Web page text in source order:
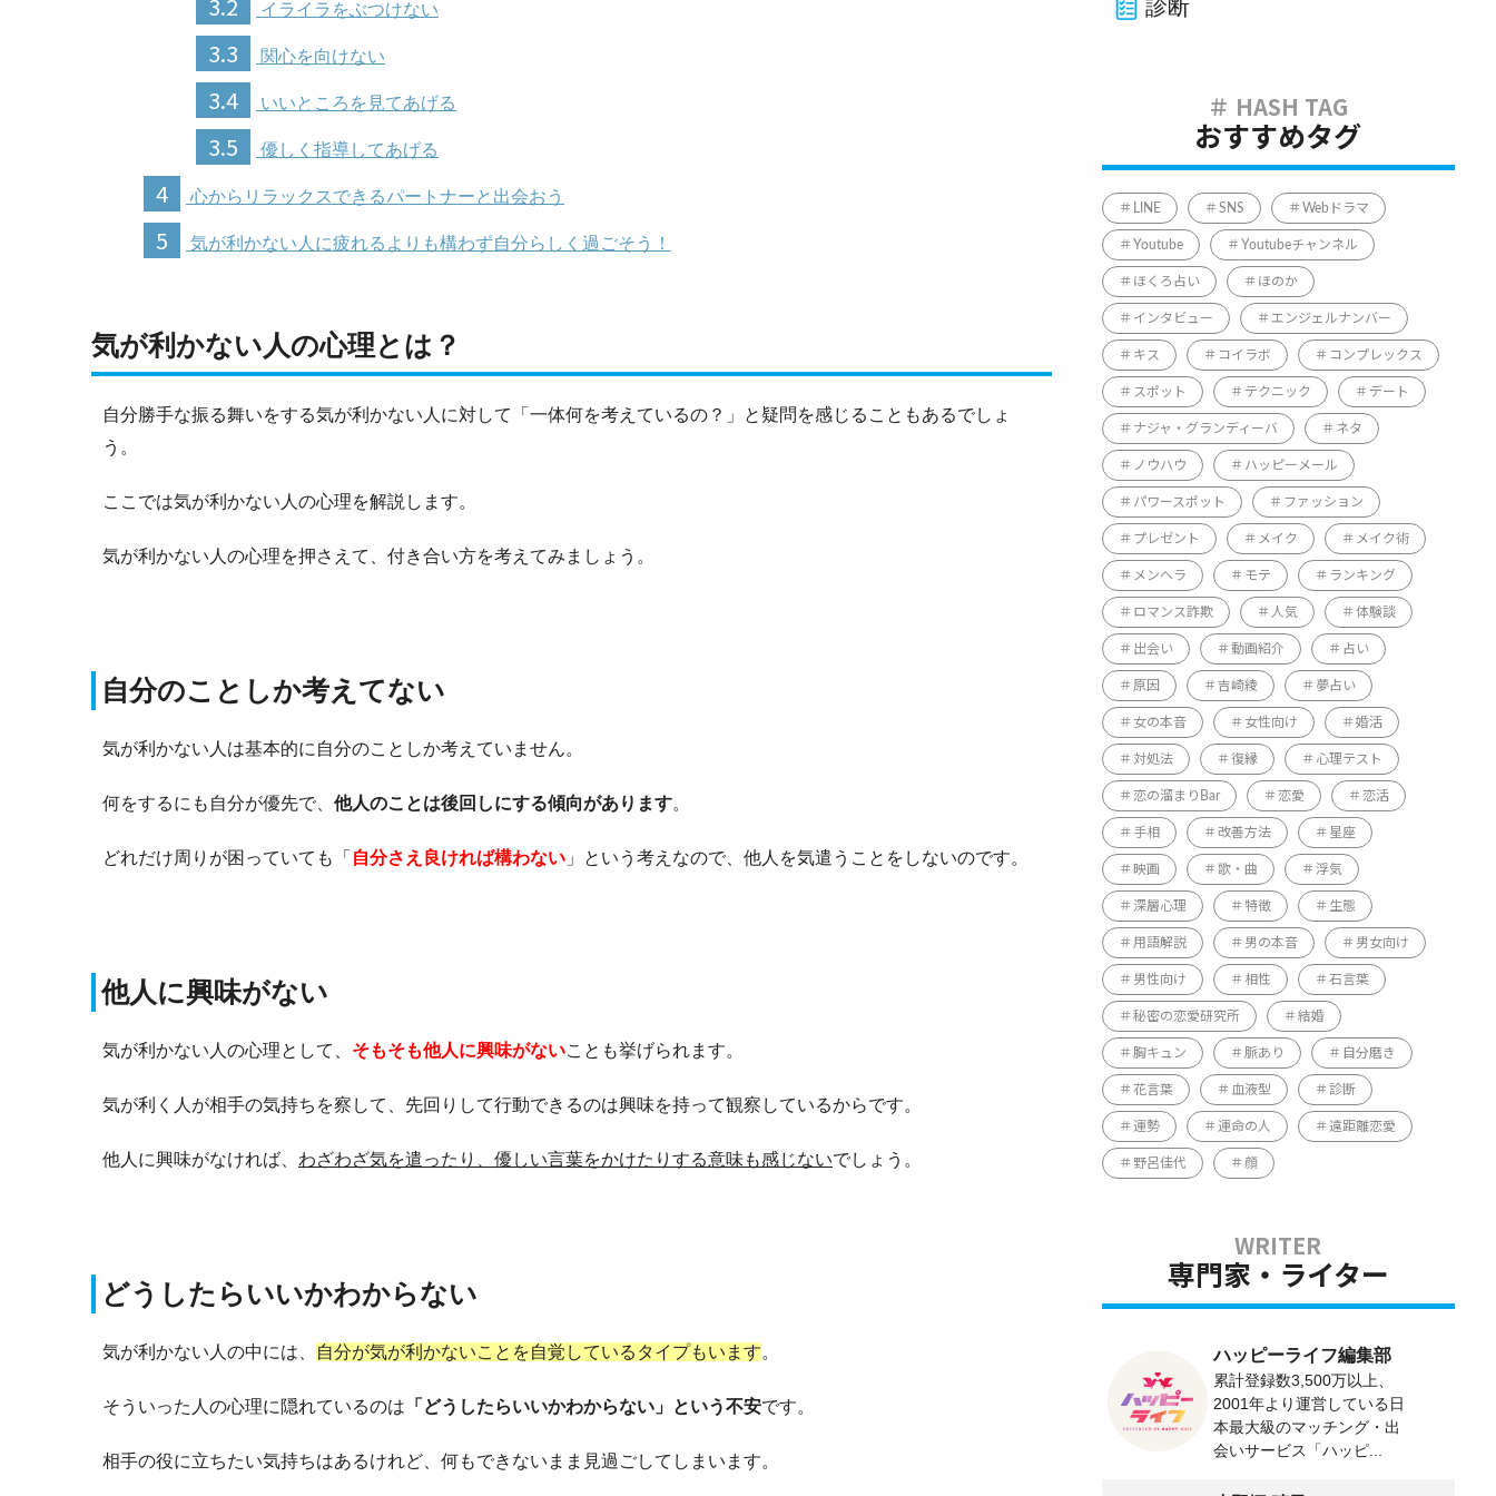
イライラをぶつけない
3.3 関心を向けない
3.4 いいところを見てあげる
3.5 優しく指導してあげる
4 心からリラックスできるパートナーと出会おう
5 気が利かない人に疲れるよりも構わず自分らしく過ごそう！
気が利かない人の心理とは？
自分勝手な振る舞いをする気が利かない人に対して「一体何を考えているの？」と疑問を感じることもあるでしょ
う。
ここでは気が利かない人の心理を解説します。
気が利かない人の心理を押さえて、付き合い方を考えてみましょう。
自分のことしか考えてない
気が利かない人は基本的に自分のことしか考えていません。
何をするにも自分が優先で、 他人のことは後回しにする傾向があります。
どれだけ周りが困っていても「 自分さえ良ければ構わない 」という考えなので、他人を気遣うことをしないのです。
他人に興味がない
気が利かない人の心理として、 そもそも他人に興味がないことも挙げられます。
気が利く人が相手の気持ちを察して、先回りして行動できるのは興味を持って観察しているからです。
他人に興味がなければ、 わざわざ気を遣ったり、優しい言葉をかけたりする意味も感じないでしょう。
どうしたらいいかわからない
気が利かない人の中には、 自分が気が利かないことを自覚しているタイプもいます。
そういった人の心理に隠れているのは 「どうしたらいいかわからない」という不安です。
相手の役に立ちたい気持ちはあるけれど、何もできないまま見過ごしてしまいます。
診断
おすすめタグ
LINE SNS Webドラマ
Youtube Youtubeチャンネル
ほくろ占い ほのか
インタビュー エンジェルナンバー
キス コイラボ コンプレックス
スポット テクニック デート
ナジャ・グランディーバ ネタ
ノウハウ ハッピーメール
パワースポット ファッション
プレゼント メイク メイク術
メンヘラ モテ ランキング
ロマンス詐欺 人気 体験談
出会い 動画紹介 占い
原因 吉崎綾 夢占い
女の本音 女性向け 婚活
対処法 復縁 心理テスト
恋の溜まりBar 恋愛 恋活
手相 改善方法 星座
映画 歌・曲 浮気
深層心理 特徴 生態
用語解説 男の本音 男女向け
男性向け 相性 石言葉
秘密の恋愛研究所 結婚
胸キュン 脈あり 自分磨き
花言葉 血液型 診断
運勢 運命の人 遠距離恋愛
野呂佳代 顔
専門家・ライター
ハッピーライフ編集部
累計登録数3,500万以上、
2001年より運営している日
本最大級のマッチング・出
会いサービス「ハッピ...